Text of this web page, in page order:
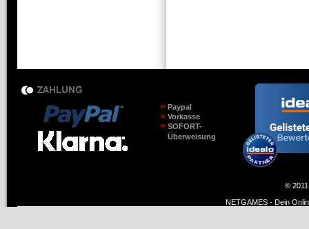
Paypal
Vorkasse
SOFORT-
Überweisung
©
NETGAMES - Dein